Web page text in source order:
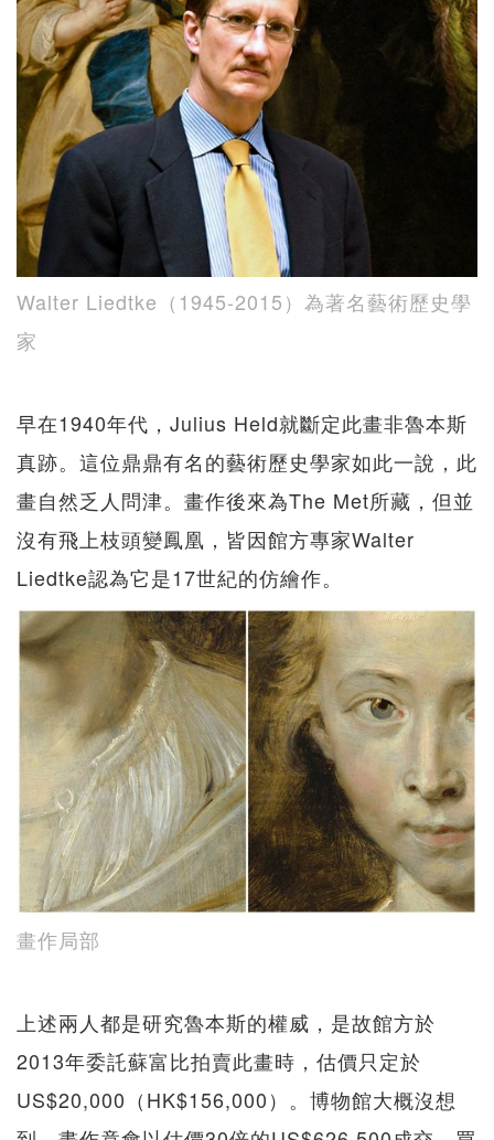
Walter Liedtke（1945-2015）為著名藝術歷史學
家
早在1940年代，Julius Held就斷定此畫非魯本斯
真跡。這位鼎鼎有名的藝術歷史學家如此一說，此
畫自然乏人問津。畫作後來為The Met所藏，但並
沒有飛上枝頭變鳳凰，皆因館方專家Walter
Liedtke認為它是17世紀的仿繪作。
畫作局部
上述兩人都是研究魯本斯的權威，是故館方於
2013年委託蘇富比拍賣此畫時，估價只定於
US$20,000（HK$156,000）。博物館大概沒想